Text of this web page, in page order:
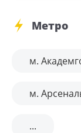
Метро
м.
м.
...